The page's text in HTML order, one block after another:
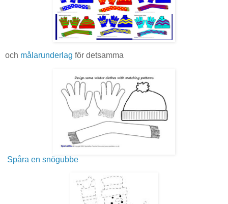
och målarunderlag för detsamma
Spåra en snögubbe